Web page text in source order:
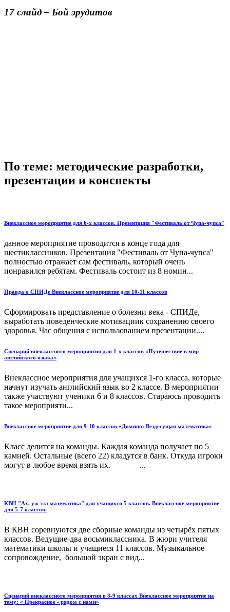
17 слайд – Бой эрудитов
По теме: методические разработки,
презентации и конспекты
Внеклассное мероприятие для 6-х классов. Презентация "Фестиваль от Чупа-чупса"
данное мероприятие проводится в конце года для
шестиклассников. Презентация "Фестиваль от Чупа-чупса"
полностью отражает сам фестиваль, который очень
понравился ребятам. Фестиваль состоит из 8 номин...
Правда о СПИДе Внеклассное мероприятие для 10-11 классов
Сформировать представление о болезни века - СПИДе,
выработать поведенческие мотивациик сохранению своего
здоровья. Час общения с использованием презентации....
Сценарий внеклассного мероприятия для 1-х классов «Путешествие в мир
английского языка»
Внеклассное мероприятия для учащихся 1-го класса, которые
начнут изучать английский язык во 2 классе. В мероприятии
также участвуют ученики 6 и 8 классов. Стараюсь проводить
такое мероприяти...
Внеклассное мероприятие для 9-10 классов «Домино: Вездесущая математика»
Класс делится на команды. Каждая команда получает по 5
камней. Остальные (всего 22) кладутся в банк. Откуда игроки
могут в любое время взять их. ...
КВН "Ах, уж эта математика" для учащихся 5 классов. Внеклассное мероприятие
для 5-7 классов.
В КВН соревнуются две сборные команды из четырёх пятых
классов. Ведущие-два восьмиклассника. В жюри учителя
математики школы и учащиеся 11 классов. Музыкальное
сопровождение, большой экран с вид...
Сценарий внеклассного мероприятия в 8-9 классах Внеклассное мероприятие на
тему: « Прекрасное - рядом с нами»